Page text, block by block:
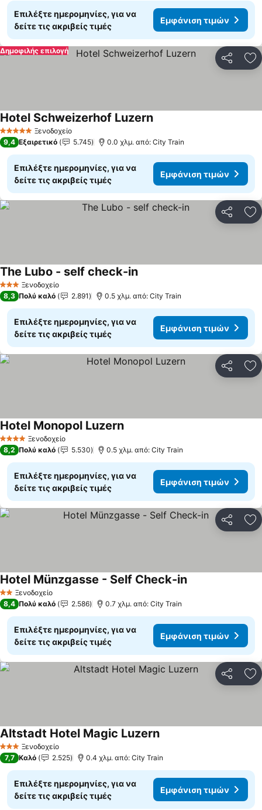
Επιλέξτε ημερομηνίες, για να
δείτε τις ακριβείς τιμές
Εμφάνιση τιμών
Δημοφιλής επιλογή
5 Αστέρια Ξενοδοχείο
Hotel Schweizerhof LuzernΕμφάνιση τιμών
9,4 Εξαιρετικό 5.745 0.0 χλμ. από: City Train
Επιλέξτε ημερομηνίες, για να
δείτε τις ακριβείς τιμές
Εμφάνιση τιμών
3 ΑστέριαΞενοδοχείο
The Lubo - self check-inΕμφάνιση τιμών
8,3 Πολύ καλό 2.891 0.5 χλμ. από: City Train
Επιλέξτε ημερομηνίες, για να
δείτε τις ακριβείς τιμές
Εμφάνιση τιμών
4 ΑστέριαΞενοδοχείο
Hotel Monopol LuzernΕμφάνιση τιμών
8,2 Πολύ καλό 5.530 0.5 χλμ. από: City Train
Επιλέξτε ημερομηνίες, για να
δείτε τις ακριβείς τιμές
Εμφάνιση τιμών
2 ΑστέριαΞενοδοχείο
Hotel Münzgasse - Self Check-inΕμφάνιση τιμών
8,4 Πολύ καλό 2.586 0.7 χλμ. από: City Train
Επιλέξτε ημερομηνίες, για να
δείτε τις ακριβείς τιμές
Εμφάνιση τιμών
3 ΑστέριαΞενοδοχείο
Altstadt Hotel Magic LuzernΕμφάνιση τιμών
7,7 Καλό 2.525 0.4 χλμ. από: City Train
Επιλέξτε ημερομηνίες, για να
δείτε τις ακριβείς τιμές
Εμφάνιση τιμών